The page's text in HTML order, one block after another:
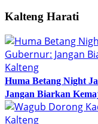
Kalteng Harati
Huma Betang Night
Jangan Biarkan